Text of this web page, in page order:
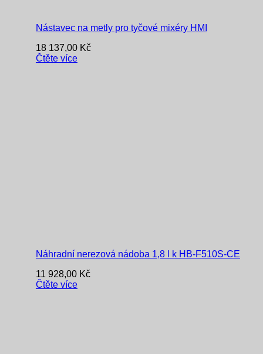
Nástavec na metly pro tyčové mixéry HMI
18 137,00 Kč
Čtěte více
Náhradní nerezová nádoba 1,8 l k HB-F510S-CE
11 928,00 Kč
Čtěte více